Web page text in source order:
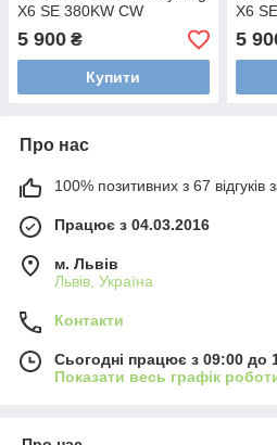
X6 SE 380KW CW
5 900 ₴
Купити
X6
5
Про нас
100% позитивних з 67 відгуків
Працює з 04.03.2016
м. Львів
Львів, Україна
Контакти
Сьогодні працює з 09:00 до
Показати весь графік